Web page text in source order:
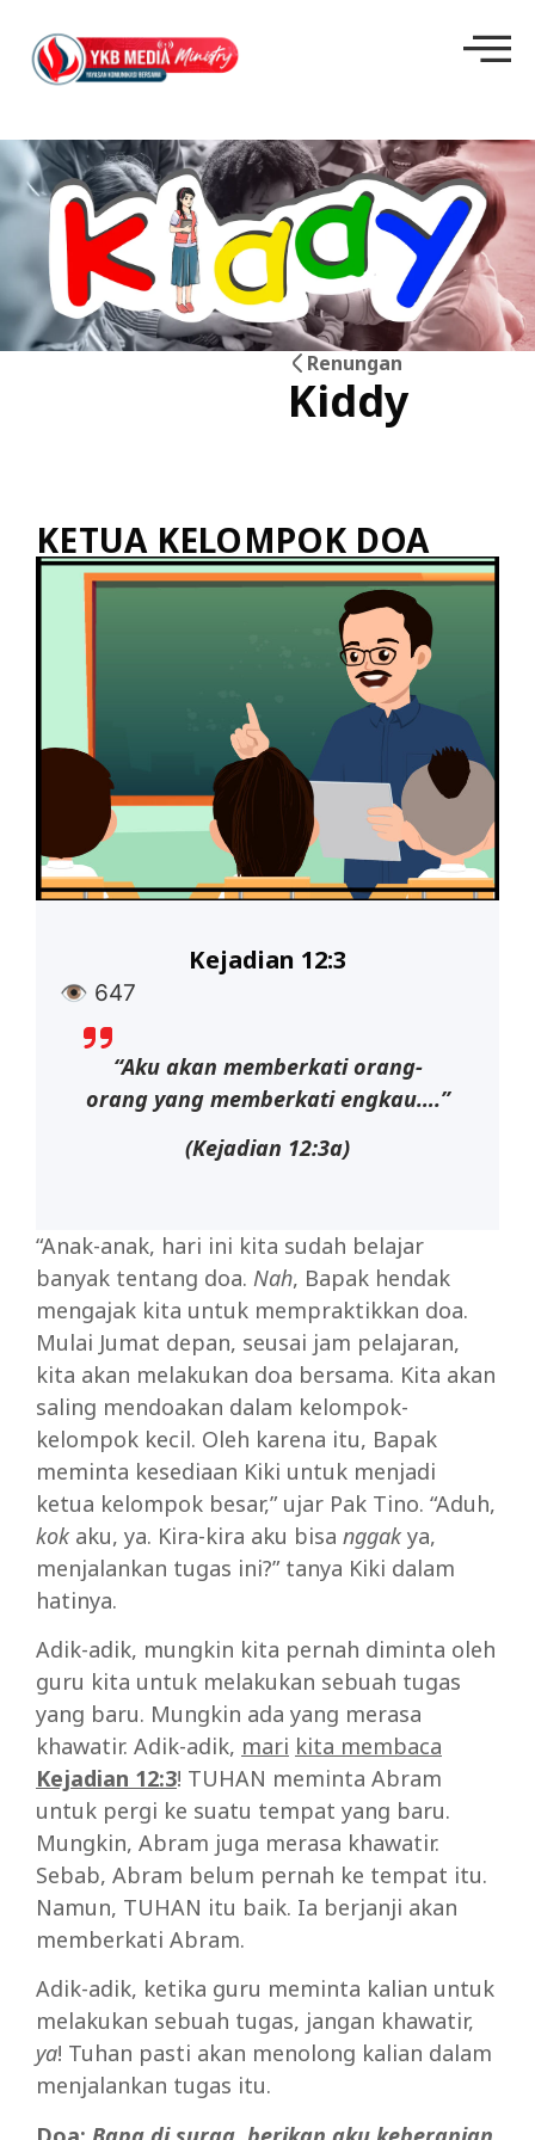
Renungan
Kiddy
KETUA KELOMPOK DOA
👁 647
Kejadian 12:3
“Aku akan memberkati orang-
orang yang memberkati engkau….”
(Kejadian 12:3a)
“Anak-anak, hari ini kita sudah belajar
banyak tentang doa. Nah, Bapak hendak
mengajak kita untuk mempraktikkan doa.
Mulai Jumat depan, seusai jam pelajaran,
kita akan melakukan doa bersama. Kita akan
saling mendoakan dalam kelompok-
kelompok kecil. Oleh karena itu, Bapak
meminta kesediaan Kiki untuk menjadi
ketua kelompok besar,” ujar Pak Tino. “Aduh,
kok aku, ya. Kira-kira aku bisa nggak ya,
menjalankan tugas ini?” tanya Kiki dalam
hatinya.
Adik-adik, mungkin kita pernah diminta oleh
guru kita untuk melakukan sebuah tugas
yang baru. Mungkin ada yang merasa
khawatir. Adik-adik, mari kita membaca
Kejadian 12:3! TUHAN meminta Abram
untuk pergi ke suatu tempat yang baru.
Mungkin, Abram juga merasa khawatir.
Sebab, Abram belum pernah ke tempat itu.
Namun, TUHAN itu baik. Ia berjanji akan
memberkati Abram.
Adik-adik, ketika guru meminta kalian untuk
melakukan sebuah tugas, jangan khawatir,
ya! Tuhan pasti akan menolong kalian dalam
menjalankan tugas itu.